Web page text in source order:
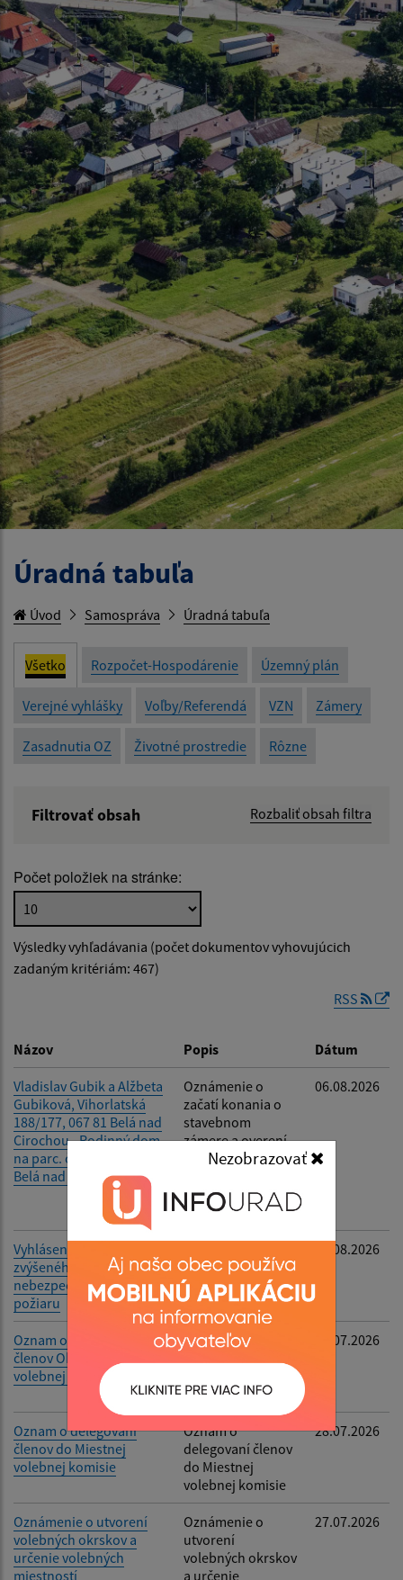
Nezobrazovať
Úradná tabuľa
Úvod Samospráva Úradná tabuľa
Všetko Rozpočet-Hospodárenie Územný plán
Verejné vyhlášky Voľby/Referendá VZN Zámery
Zasadnutia OZ Životné prostredie Rôzne
Filtrovať obsah Rozbaliť obsah filtra
Popis:
Dátum zverejnenia od:
Filtrovať
Počet položiek na stránke:
Výsledky vyhľadávania (počet dokumentov vyhovujúcich
zadaným kritériám: 467)
RSS
Názov Popis Dátum
Vladislav Gubik a Alžbeta
Gubiková, Vihorlatská
188/177, 067 81 Belá nad
Cirochou - Rodinný dom
na parc. č. C KN 728, k.ú.
Belá nad Cirochou
Oznámenie o
začatí konania o
stavebnom
zámere a overení
projektu,
ústneho
pojednávania
06.08.2026
Vyhlásenie času
zvýšeného
nebezpečenstva vzniku
požiaru
zvýšeného
nebezpečenstva
vzniku požiaru
05.08.2026
Oznam o delegovaní
členov Okrskovej
volebnej komisie
Oznam o
volebnej komisie
28.07.2026
Oznam o delegovaní
členov do Miestnej
volebnej komisie
Oznam o
delegovaní členov
do Miestnej
volebnej komisie
28.07.2026
Oznámenie o utvorení
volebných okrskov a
určenie volebných
miestností
Oznámenie o
utvorení
volebných okrskov
a určenie
27.07.2026